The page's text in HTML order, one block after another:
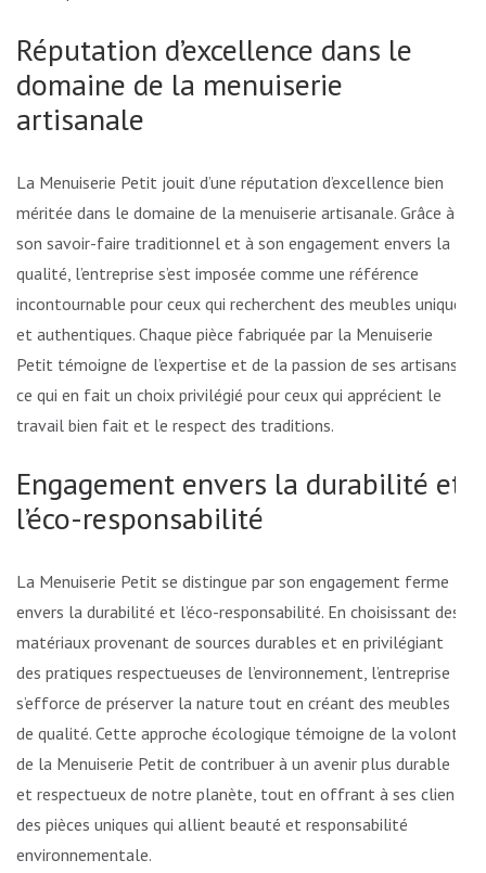
Réputation d’excellence dans le
domaine de la menuiserie
artisanale
La Menuiserie Petit jouit d’une réputation d’excellence bien
méritée dans le domaine de la menuiserie artisanale. Grâce à
son savoir-faire traditionnel et à son engagement envers la
qualité, l’entreprise s’est imposée comme une référence
incontournable pour ceux qui recherchent des meubles uniques
et authentiques. Chaque pièce fabriquée par la Menuiserie
Petit témoigne de l’expertise et de la passion de ses artisans,
ce qui en fait un choix privilégié pour ceux qui apprécient le
travail bien fait et le respect des traditions.
Engagement envers la durabilité et
l’éco-responsabilité
La Menuiserie Petit se distingue par son engagement ferme
envers la durabilité et l’éco-responsabilité. En choisissant des
matériaux provenant de sources durables et en privilégiant
des pratiques respectueuses de l’environnement, l’entreprise
s’efforce de préserver la nature tout en créant des meubles
de qualité. Cette approche écologique témoigne de la volonté
de la Menuiserie Petit de contribuer à un avenir plus durable
et respectueux de notre planète, tout en offrant à ses clients
des pièces uniques qui allient beauté et responsabilité
environnementale.